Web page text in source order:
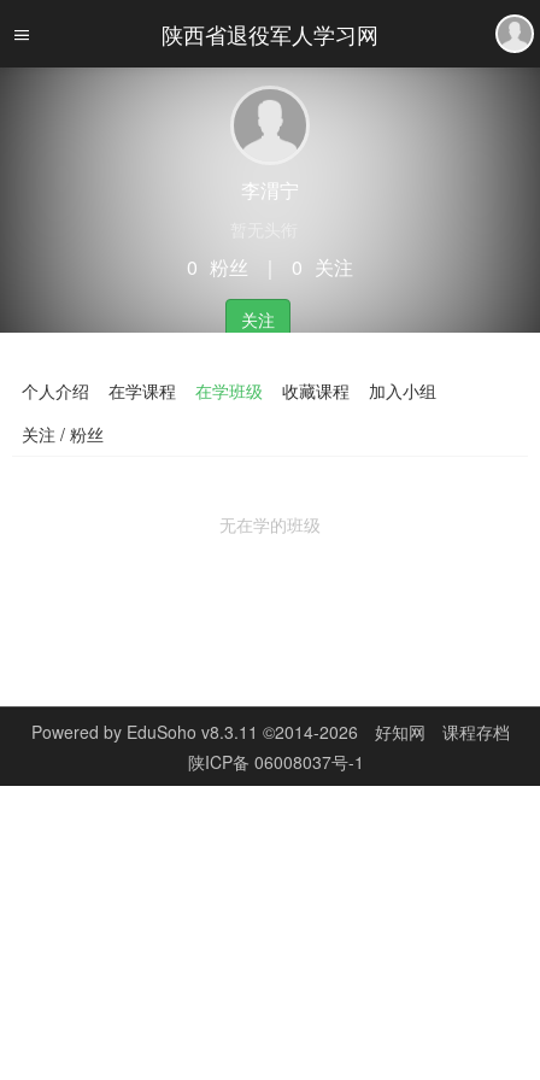
陕西省退役军人学习网
李渭宁
0 粉丝 0 关注
关注
个人介绍 在学课程 在学班级 收藏课程
加入小组
关注 / 粉丝
无在学的班级
Powered by EduSoho v8.3.11 ©2014-2026 好知网
课程存档
陕ICP备 06008037号-1